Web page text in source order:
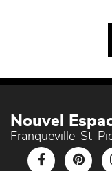
Nouvel
Franqueville-St-